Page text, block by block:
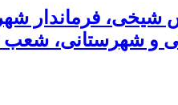
فرماندار
و شهرستانی،